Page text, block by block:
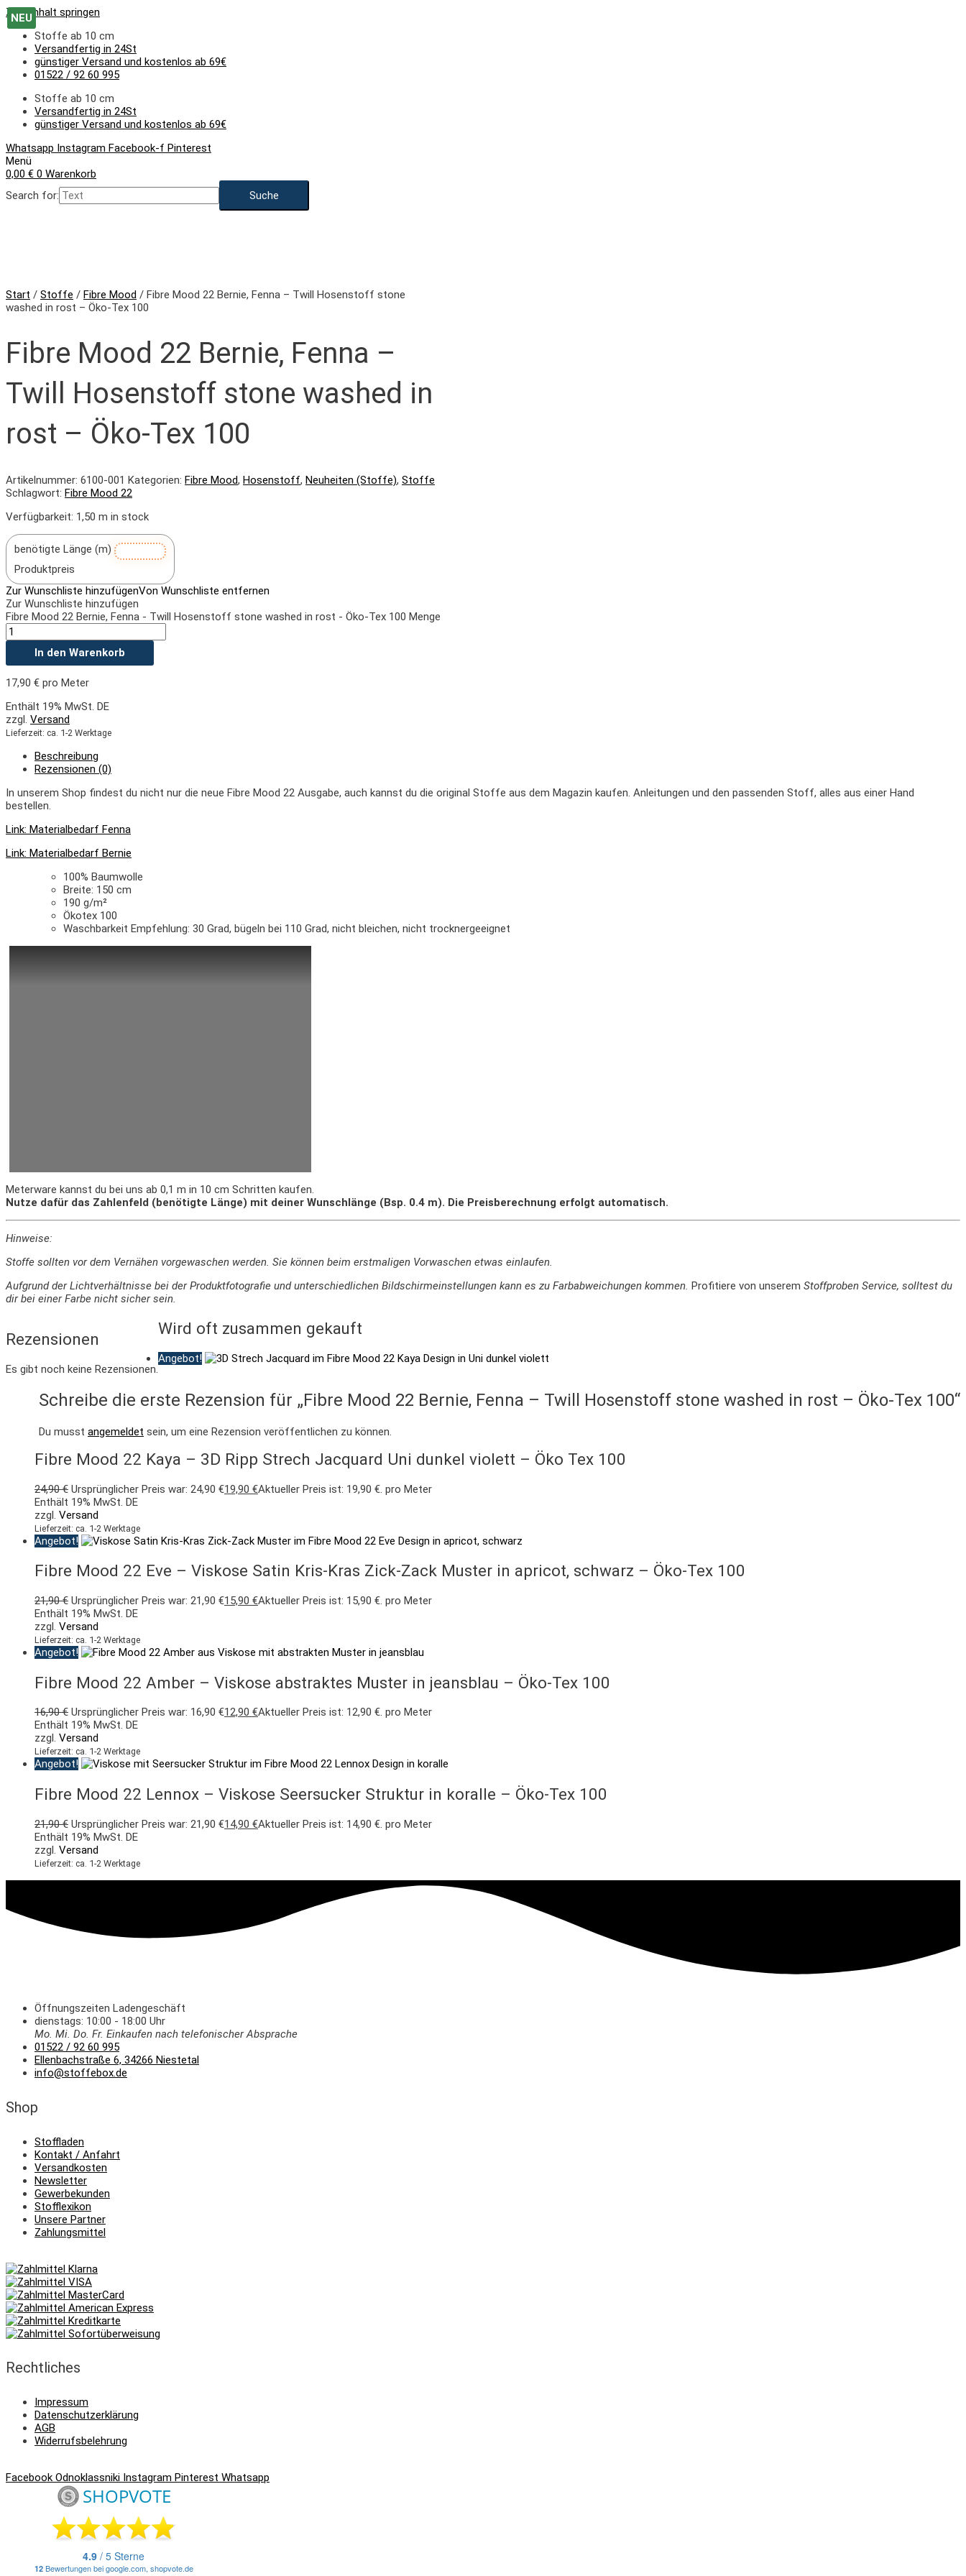
Zum Inhalt springen
Stoffe ab 10 cm
Versandfertig in 24St
günstiger Versand und kostenlos ab 69€
01522 / 92 60 995
Stoffe ab 10 cm
Versandfertig in 24St
günstiger Versand und kostenlos ab 69€
Whatsapp Instagram Facebook-f Pinterest
Menü
0,00 € 0 Warenkorb
Search for:
Start / Stoffe / Fibre Mood / Fibre Mood 22 Bernie, Fenna – Twill Hosenstoff stone
washed in rost – Öko-Tex 100
Fibre Mood 22 Bernie, Fenna –
Twill Hosenstoff stone washed in
rost – Öko-Tex 100
Artikelnummer: 6100-001 Kategorien: Fibre Mood, Hosenstoff, Neuheiten (Stoffe), Stoffe
Schlagwort: Fibre Mood 22
Verfügbarkeit: 1,50 m in stock
benötigte Länge (m)
Produktpreis
Zur Wunschliste hinzufügenVon Wunschliste entfernen
Zur Wunschliste hinzufügen
Fibre Mood 22 Bernie, Fenna - Twill Hosenstoff stone washed in rost - Öko-Tex 100 Menge
In den Warenkorb
17,90 € pro Meter
Enthält 19% MwSt. DE
zzgl. Versand
Lieferzeit: ca. 1-2 Werktage
Beschreibung
Rezensionen (0)
In unserem Shop findest du nicht nur die neue Fibre Mood 22 Ausgabe, auch kannst du die original Stoffe aus dem Magazin kaufen. Anleitungen und den passenden Stoff, alles aus einer Hand
bestellen.
Link: Materialbedarf Fenna
Link: Materialbedarf Bernie
100% Baumwolle
Breite: 150 cm
190 g/m²
Ökotex 100
Waschbarkeit Empfehlung: 30 Grad, bügeln bei 110 Grad, nicht bleichen, nicht trocknergeeignet
Meterware kannst du bei uns ab 0,1 m in 10 cm Schritten kaufen.
Nutze dafür das Zahlenfeld (benötigte Länge) mit deiner Wunschlänge (Bsp. 0.4 m). Die Preisberechnung erfolgt automatisch.
Hinweise:
Stoffe sollten vor dem Vernähen vorgewaschen werden. Sie können beim erstmaligen Vorwaschen etwas einlaufen.
Aufgrund der Lichtverhältnisse bei der Produktfotografie und unterschiedlichen Bildschirmeinstellungen kann es zu Farbabweichungen kommen. Profitiere von unserem Stoffproben Service, solltest du
dir bei einer Farbe nicht sicher sein.
Rezensionen
Es gibt noch keine Rezensionen.
Schreibe die erste Rezension für „Fibre Mood 22 Bernie, Fenna – Twill Hosenstoff stone washed in rost – Öko-Tex 100“
Du musst angemeldet sein, um eine Rezension veröffentlichen zu können.
Wird oft zusammen gekauft
Angebot!
Fibre Mood 22 Kaya – 3D Ripp Strech Jacquard Uni dunkel violett – Öko Tex 100
24,90€ Ursprünglicher Preis war: 24,90 €19,90 €Aktueller Preis ist: 19,90 €. pro Meter
Enthält 19% MwSt. DE
zzgl. Versand
Lieferzeit: ca. 1-2 Werktage
Angebot!
Fibre Mood 22 Eve – Viskose Satin Kris-Kras Zick-Zack Muster in apricot, schwarz – Öko-Tex 100
21,90€ Ursprünglicher Preis war: 21,90 €15,90 €Aktueller Preis ist: 15,90 €. pro Meter
Enthält 19% MwSt. DE
zzgl. Versand
Lieferzeit: ca. 1-2 Werktage
Angebot!
Fibre Mood 22 Amber – Viskose abstraktes Muster in jeansblau – Öko-Tex 100
16,90€ Ursprünglicher Preis war: 16,90 €12,90 €Aktueller Preis ist: 12,90 €. pro Meter
Enthält 19% MwSt. DE
zzgl. Versand
Lieferzeit: ca. 1-2 Werktage
Angebot!
NEU
Fibre Mood 22 Lennox – Viskose Seersucker Struktur in koralle – Öko-Tex 100
21,90€ Ursprünglicher Preis war: 21,90 €14,90 €Aktueller Preis ist: 14,90 €. pro Meter
Enthält 19% MwSt. DE
zzgl. Versand
Lieferzeit: ca. 1-2 Werktage
Öffnungszeiten Ladengeschäft
dienstags: 10:00 - 18:00 Uhr
Mo. Mi. Do. Fr. Einkaufen nach telefonischer Absprache
01522 / 92 60 995
Ellenbachstraße 6, 34266 Niestetal
info@stoffebox.de
Shop
Stoffladen
Kontakt / Anfahrt
Versandkosten
Newsletter
Gewerbekunden
Stofflexikon
Unsere Partner
Zahlungsmittel
Rechtliches
Impressum
Datenschutzerklärung
AGB
Widerrufsbelehrung
Facebook Odnoklassniki Instagram Pinterest Whatsapp